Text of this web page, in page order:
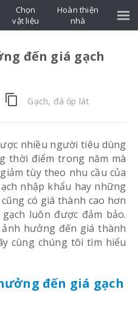
đến giá gạch
content_copy Gạch, đá ốp lát
nhiều người tiêu dùng
thời điểm trong năm mà
tùy theo nhu cầu của
nhập khẩu hay những
có giá thành cao hơn
luôn được đảm bảo.
hưởng đến giá thành
cùng chúng tôi tìm hiểu
đến giá gạch
Chọn
vật liệu
Hoàn thiện
nhà